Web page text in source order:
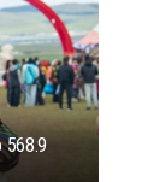
568.9